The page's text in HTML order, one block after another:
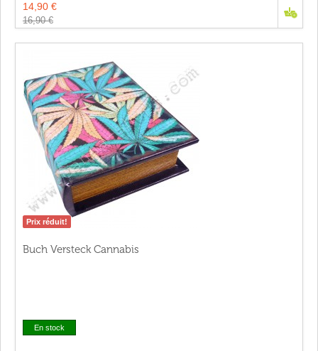
14,90 €
16,90 €
Prix réduit!
Buch Versteck Cannabis
En stock